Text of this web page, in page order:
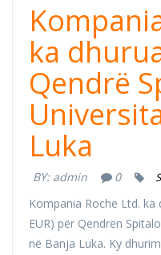
ka
Qendrë
Luka
BY: admin 0
Kompania Roche Ltd. ka
EUR) për Qendrën
në Banja Luka. Ky